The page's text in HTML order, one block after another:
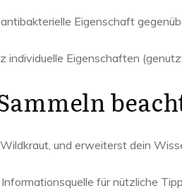
Eigenschaft
individuelle Eigenschaften
und erweiterst dein
für nützliche